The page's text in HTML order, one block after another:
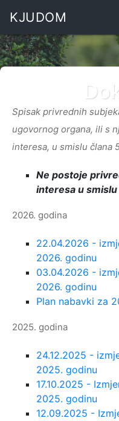
KJUDOM
::after
Spisak privrednih
ugovornog organa, ili s
interesa, u smislu člana
Ne postoje
interesa u smislu
2026. godina
22.04.2026 -
2026. godinu
03.04.2026 -
2026. godinu
Plan nabavki za
2025. godina
24.12.2025 -
2025. godinu
17.10.2025 -
2025. godinu
12.09.2025 -